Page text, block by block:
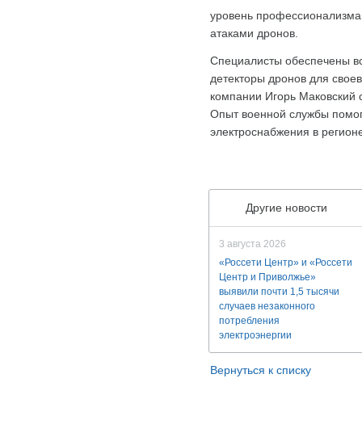
уровень
атаками дронов.
Специалисты обеспечены
детекторы дронов для
компании Игорь Маковский
Опыт военной службы
электроснабжения в
Другие новости
3 августа 2026
«Россети Центр» и «Россети
Центр и Приволжье»
выявили почти 1,5 тысячи
случаев незаконного
потребления
электроэнергии
Вернуться к списку